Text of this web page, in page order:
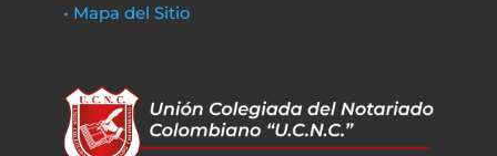
• Mapa del Sitio